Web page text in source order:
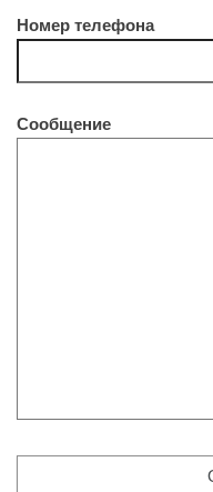
Номер телефона
Сообщение